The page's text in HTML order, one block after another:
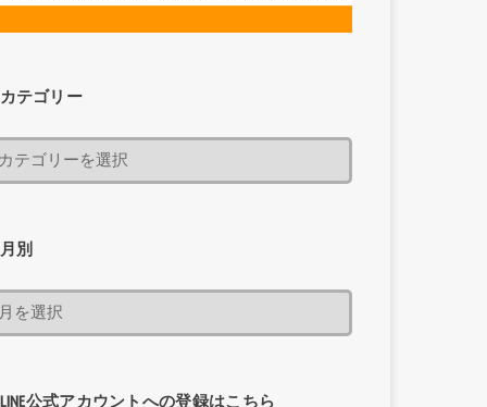
カテゴリー
月別
LINE公式アカウントへの登録はこちら